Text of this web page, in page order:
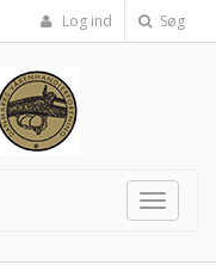
Log ind Søg
Toggle